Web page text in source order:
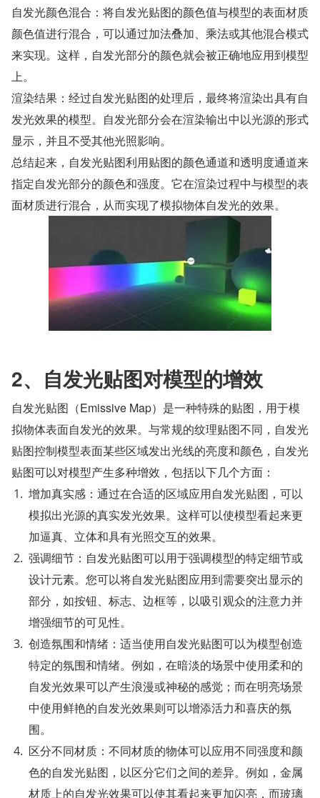
自发光颜色混合：将自发光贴图的颜色值与模型的表面材质
颜色值进行混合，可以通过加法叠加、乘法或其他混合模式
来实现。这样，自发光部分的颜色就会被正确地应用到模型
上。
渲染结果：经过自发光贴图的处理后，最终将渲染出具有自
发光效果的模型。自发光部分会在渲染输出中以光源的形式
显示，并且不受其他光照影响。
总结起来，自发光贴图利用贴图的颜色通道和透明度通道来
指定自发光部分的颜色和强度。它在渲染过程中与模型的表
面材质进行混合，从而实现了模拟物体自发光的效果。
2、自发光贴图对模型的增效
自发光贴图（Emissive Map）是一种特殊的贴图，用于模
拟物体表面自发光的效果。与常规的纹理贴图不同，自发光
贴图控制模型表面某些区域发出光线的亮度和颜色，自发光
贴图可以对模型产生多种增效，包括以下几个方面：
增加真实感：通过在合适的区域应用自发光贴图，可以
模拟出光源的真实发光效果。这样可以使模型看起来更
加逼真、立体和具有光照交互的效果。
强调细节：自发光贴图可以用于强调模型的特定细节或
设计元素。您可以将自发光贴图应用到需要突出显示的
部分，如按钮、标志、边框等，以吸引观众的注意力并
增强细节的可见性。
创造氛围和情绪：适当使用自发光贴图可以为模型创造
特定的氛围和情绪。例如，在暗淡的场景中使用柔和的
自发光效果可以产生浪漫或神秘的感觉；而在明亮场景
中使用鲜艳的自发光效果则可以增添活力和喜庆的氛
围。
区分不同材质：不同材质的物体可以应用不同强度和颜
色的自发光贴图，以区分它们之间的差异。例如，金属
材质上的自发光效果可以使其看起来更加闪亮，而玻璃